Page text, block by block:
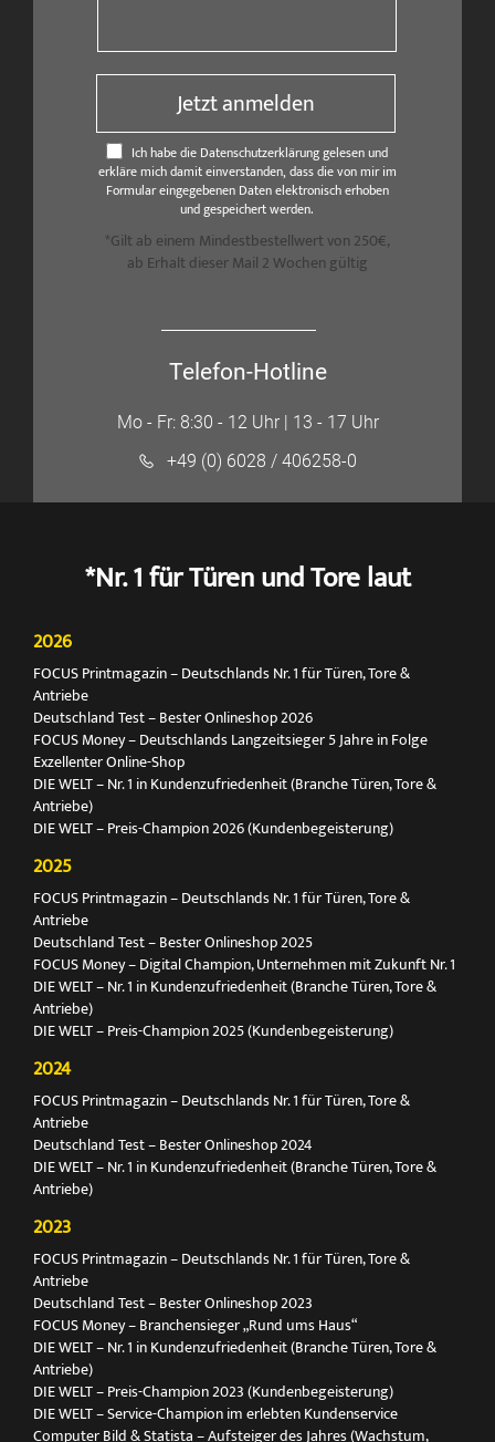
Jetzt anmelden
Ich habe die Datenschutzerklärung gelesen und
erkläre mich damit einverstanden, dass die von mir im
Formular eingegebenen Daten elektronisch erhoben
und gespeichert werden.
*Gilt ab einem Mindestbestellwert von 250€,
ab Erhalt dieser Mail 2 Wochen gültig
Telefon-Hotline
Mo - Fr: 8:30 - 12 Uhr | 13 - 17 Uhr
+49 (0) 6028 / 406258-0
*Nr. 1 für Türen und Tore laut
2026
FOCUS Printmagazin – Deutschlands Nr. 1 für Türen, Tore &
Antriebe
Deutschland Test – Bester Onlineshop 2026
FOCUS Money – Deutschlands Langzeitsieger 5 Jahre in Folge
Exzellenter Online-Shop
DIE WELT – Nr. 1 in Kundenzufriedenheit (Branche Türen, Tore &
Antriebe)
DIE WELT – Preis-Champion 2026 (Kundenbegeisterung)
2025
FOCUS Printmagazin – Deutschlands Nr. 1 für Türen, Tore &
Antriebe
Deutschland Test – Bester Onlineshop 2025
FOCUS Money – Digital Champion, Unternehmen mit Zukunft Nr. 1
DIE WELT – Nr. 1 in Kundenzufriedenheit (Branche Türen, Tore &
Antriebe)
DIE WELT – Preis-Champion 2025 (Kundenbegeisterung)
2024
FOCUS Printmagazin – Deutschlands Nr. 1 für Türen, Tore &
Antriebe
Deutschland Test – Bester Onlineshop 2024
DIE WELT – Nr. 1 in Kundenzufriedenheit (Branche Türen, Tore &
Antriebe)
2023
FOCUS Printmagazin – Deutschlands Nr. 1 für Türen, Tore &
Antriebe
Deutschland Test – Bester Onlineshop 2023
FOCUS Money – Branchensieger „Rund ums Haus“
DIE WELT – Nr. 1 in Kundenzufriedenheit (Branche Türen, Tore &
Antriebe)
DIE WELT – Preis-Champion 2023 (Kundenbegeisterung)
DIE WELT – Service-Champion im erlebten Kundenservice
Computer Bild & Statista – Aufsteiger des Jahres (Wachstum,